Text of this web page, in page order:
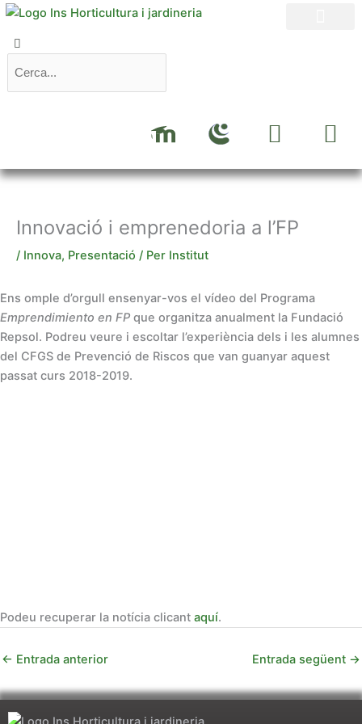
Vés
contingut
Search
M
o
o
l
e
I
n
s
a
g
a
m
Y
o
u
Innovació i emprenedoria a l’FP
/ Innova, Presentació / Per Institut
Ens omple d’orgull ensenyar-vos el vídeo del Programa
Emprendimiento en FP que organitza anualment la Fundació
Repsol. Podreu veure i escoltar l’experiència dels i les alumnes
del CFGS de Prevenció de Riscos que van guanyar aquest
passat curs 2018-2019.
Podeu recuperar la notícia clicant aquí.
← Entrada anterior Entrada següent →